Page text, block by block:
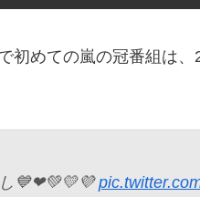
初めての嵐の冠番組は
💙❤💚💛💜